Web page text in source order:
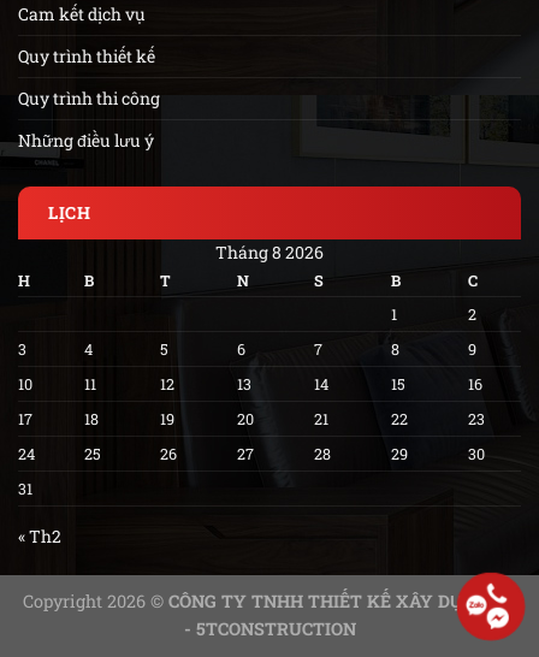
Cam kết dịch vụ
Quy trình thiết kế
Quy trình thi công
Những điều lưu ý
LỊCH
Tháng 8 2026
H B T N S B
C
1
2
3
4 5 6 7 8
9
10
11 12 13 14 15
16
17
18 19 20 21 22
23
24
25 26 27 28 29
30
31
« Th2
Copyright 2026 © CÔNG TY TNHH THIẾT KẾ XÂY DỰNG 5T
- 5TCONSTRUCTION